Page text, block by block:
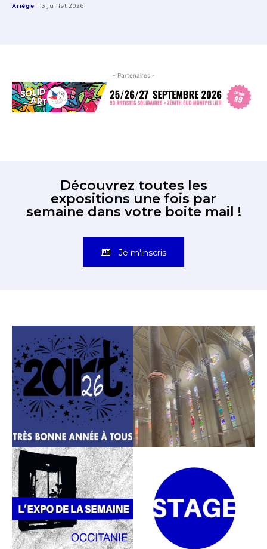
Ariège 13 juillet 2026
- Partenaires -
Découvrez toutes les
expositions une fois par
semaine dans votre boite mail !
Je m'inscris